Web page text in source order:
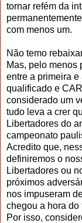
tornar refém da
com menos um.
Não temo
Mas, pelo menos
entre a primeira
qualificado e
considerado um
tudo leva a crer
Libertadores do
campeonato
Acredito que,
definiremos o
Libertadores ou
próximos
nos impuseram
chegou a hora do
Por isso,